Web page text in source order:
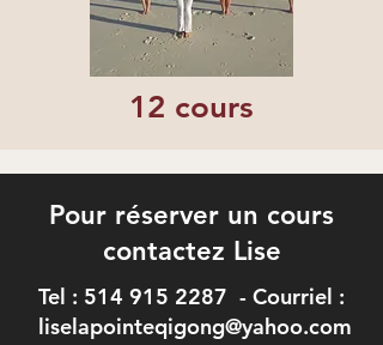
12 cours
Pour réserver un cours
contactez Lise
Tel : 514 915 2287 - Courriel :
liselapointeqigong@yahoo.com